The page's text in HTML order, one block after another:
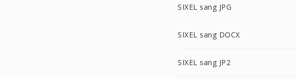
SIXEL sang JPG
SIXEL sang DOCX
SIXEL sang JP2